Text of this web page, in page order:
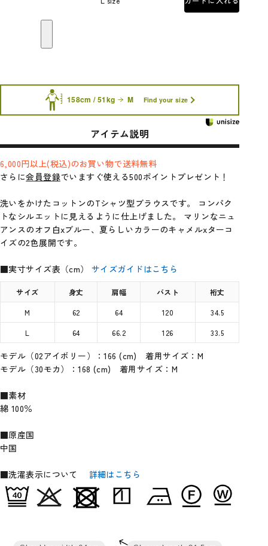
158cm / 51kg M Find your size
アイテム説明
6,000円以上(税込)のお買い物で送料無料
さらに会員登録でいますぐ使える500ポイントプレゼント！
洗いをかけたコットンのTシャツ型ブラウスです。 コンパク
トなシルエットに見えるように仕上げました。 マリンなニュ
アンスのオフ白xブルー、夏らしいカラーのキャメルxターコ
イズの2色展開です。
■実寸サイズ表（cm）サイズガイドはこちら
サイズ 身丈 肩幅 バスト
裄丈
M
62 64 120
34.5
L
64 66.2 126 33.5
モデル（02アイボリー）：166 (cm) 着用サイズ：M
モデル（30モカ）：168 (cm) 着用サイズ：M
■素材
綿 100％
■原産国
中国
■洗濯表示について 詳細はこちら